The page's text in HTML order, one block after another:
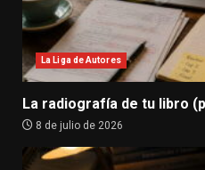
La Liga de Autores
La radiografía de tu libro
8 de julio de 2026